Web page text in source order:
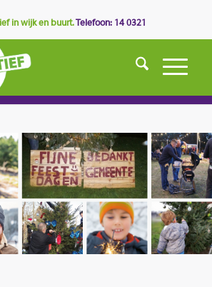
in wijk en buurt.Telefoon: 14 0321